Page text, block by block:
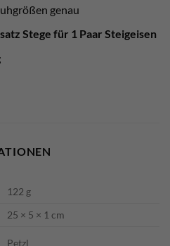
genau
Stege für 1 Paar Steigeisen
122 g
25 × 5 × 1 cm
Petzl